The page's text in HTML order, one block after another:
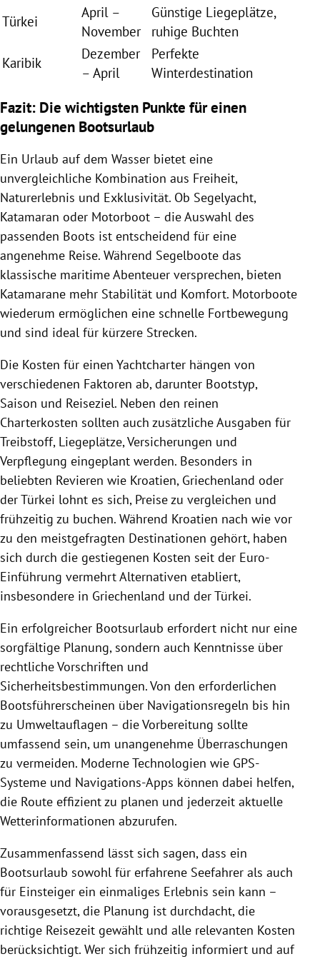
Türkei
April –
November
Günstige Liegeplätze,
ruhige Buchten
Karibik
Dezember
– April
Perfekte
Winterdestination
Fazit: Die wichtigsten Punkte für einen
gelungenen Bootsurlaub
Ein Urlaub auf dem Wasser bietet eine
unvergleichliche Kombination aus Freiheit,
Naturerlebnis und Exklusivität. Ob Segelyacht,
Katamaran oder Motorboot – die Auswahl des
passenden Boots ist entscheidend für eine
angenehme Reise. Während Segelboote das
klassische maritime Abenteuer versprechen, bieten
Katamarane mehr Stabilität und Komfort. Motorboote
wiederum ermöglichen eine schnelle Fortbewegung
und sind ideal für kürzere Strecken.
Die Kosten für einen Yachtcharter hängen von
verschiedenen Faktoren ab, darunter Bootstyp,
Saison und Reiseziel. Neben den reinen
Charterkosten sollten auch zusätzliche Ausgaben für
Treibstoff, Liegeplätze, Versicherungen und
Verpflegung eingeplant werden. Besonders in
beliebten Revieren wie Kroatien, Griechenland oder
der Türkei lohnt es sich, Preise zu vergleichen und
frühzeitig zu buchen. Während Kroatien nach wie vor
zu den meistgefragten Destinationen gehört, haben
sich durch die gestiegenen Kosten seit der Euro-
Einführung vermehrt Alternativen etabliert,
insbesondere in Griechenland und der Türkei.
Ein erfolgreicher Bootsurlaub erfordert nicht nur eine
sorgfältige Planung, sondern auch Kenntnisse über
rechtliche Vorschriften und
Sicherheitsbestimmungen. Von den erforderlichen
Bootsführerscheinen über Navigationsregeln bis hin
zu Umweltauflagen – die Vorbereitung sollte
umfassend sein, um unangenehme Überraschungen
zu vermeiden. Moderne Technologien wie GPS-
Systeme und Navigations-Apps können dabei helfen,
die Route effizient zu planen und jederzeit aktuelle
Wetterinformationen abzurufen.
Zusammenfassend lässt sich sagen, dass ein
Bootsurlaub sowohl für erfahrene Seefahrer als auch
für Einsteiger ein einmaliges Erlebnis sein kann –
vorausgesetzt, die Planung ist durchdacht, die
richtige Reisezeit gewählt und alle relevanten Kosten
berücksichtigt. Wer sich frühzeitig informiert und auf